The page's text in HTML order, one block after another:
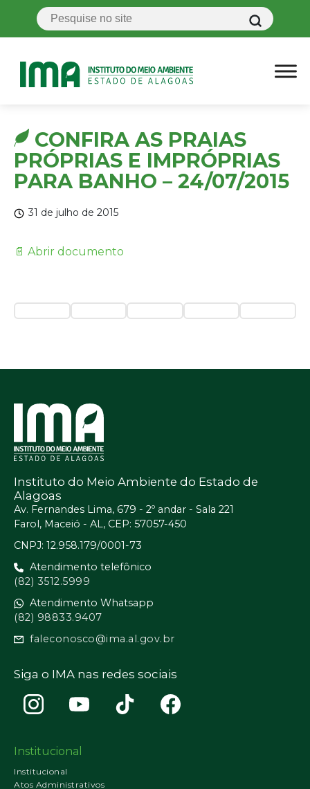
CONFIRA AS PRAIAS
PRÓPRIAS E IMPRÓPRIAS
PARA BANHO – 24/07/2015
31 de julho de 2015
📄 Abrir documento
Instituto do Meio Ambiente do Estado de
Alagoas
Av. Fernandes Lima, 679 - 2º andar - Sala 221
Farol, Maceió - AL, CEP: 57057-450
CNPJ: 12.958.179/0001-73
Atendimento telefônico
(82) 3512.5999
Atendimento Whatsapp
(82) 98833.9407
faleconosco@ima.al.gov.br
Siga o IMA nas redes sociais
Institucional
Institucional
Atos Administrativos